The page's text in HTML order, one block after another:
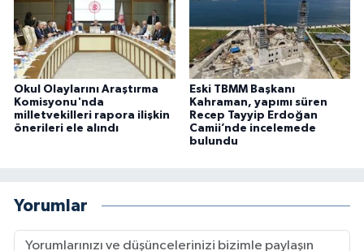
Okul Olaylarını Araştırma
Komisyonu'nda
milletvekilleri rapora ilişkin
önerileri ele alındı
Eski TBMM Başkanı
Kahraman, yapımı süren
Recep Tayyip Erdoğan
Camii’nde incelemede
bulundu
Yorumlar